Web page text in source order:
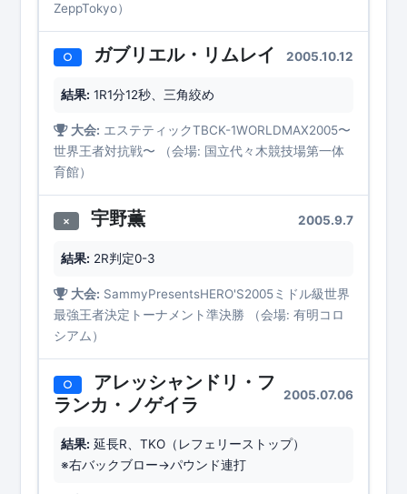
ZeppTokyo）
○ ガブリエル・リムレイ 2005.10.12
結果: 1R1分12秒、三角絞め
大会: エステティックTBCK-1WORLDMAX2005〜
世界王者対抗戦〜 （会場: 国立代々木競技場第一体
育館）
× 宇野薫 2005.9.7
結果: 2R判定0-3
大会: SammyPresentsHERO'S2005ミドル級世界
最強王者決定トーナメント準決勝 （会場: 有明コロ
シアム）
○
アレッシャンドリ・フ
ランカ・ノゲイラ
2005.07.06
結果: 延長R、TKO（レフェリーストップ）
※右バックブロー→パウンド連打